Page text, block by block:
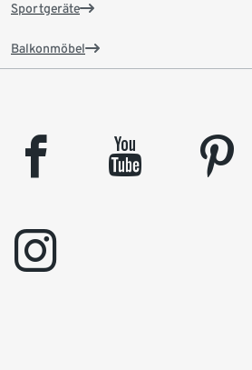
Sportgeräte
Balkonmöbel
facebook youtube pinterest
instagram